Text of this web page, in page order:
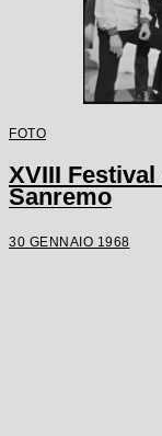
FOTO
XVIII
Sanremo
30 GENNAIO 1968